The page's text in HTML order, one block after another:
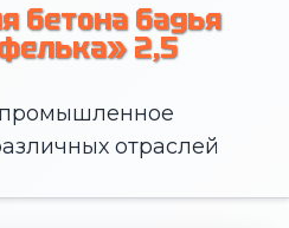
бетона бадья
2,5
отраслей